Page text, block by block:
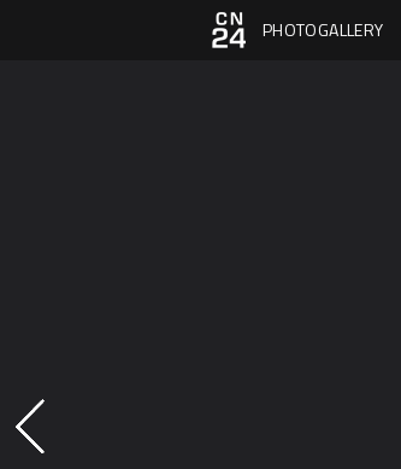
PHOTOGALLERY